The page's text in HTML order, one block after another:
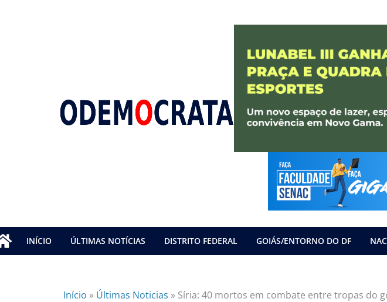
INÍCIO ÚLTIMAS NOTÍCIAS DISTRITO FEDERAL GOIÁS/ENTORNO DO DF
Início » Últimas Noticias » Síria: 40 mortos em combate entre tropas do